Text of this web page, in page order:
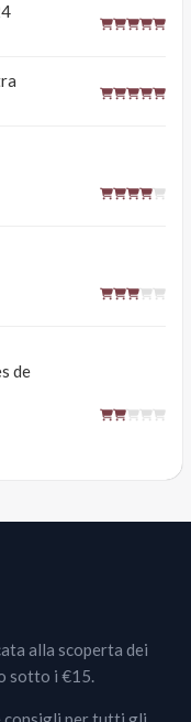
de
alla scoperta dei
sotto i €15.